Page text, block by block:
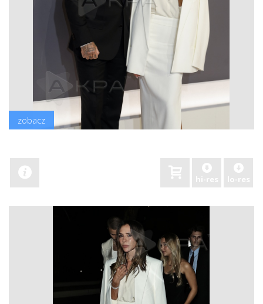
zobacz
hi-res lo-res